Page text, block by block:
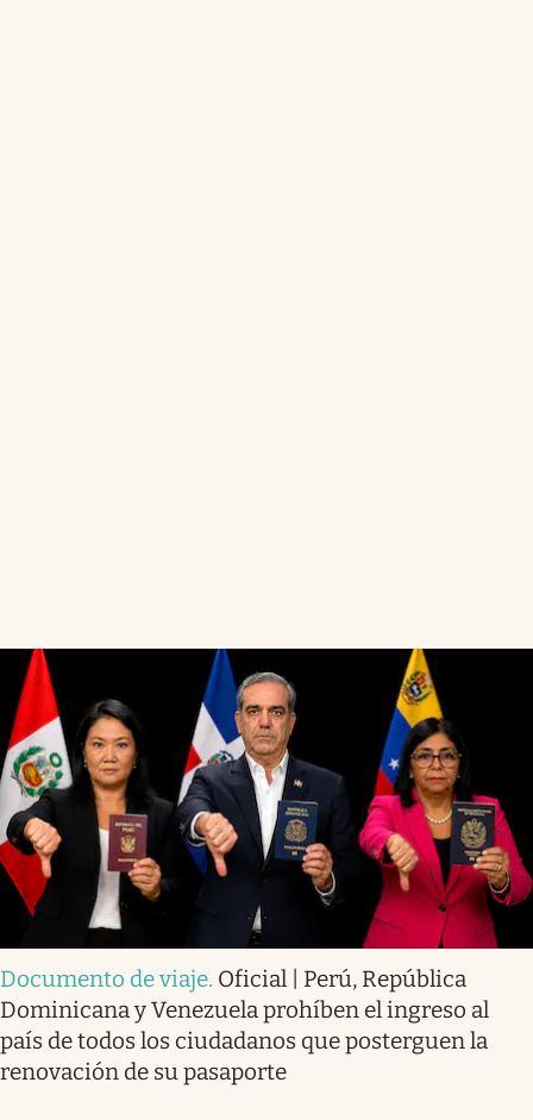
Documento de viaje. Oficial | Perú, República
Dominicana y Venezuela prohíben el ingreso al
país de todos los ciudadanos que posterguen la
renovación de su pasaporte